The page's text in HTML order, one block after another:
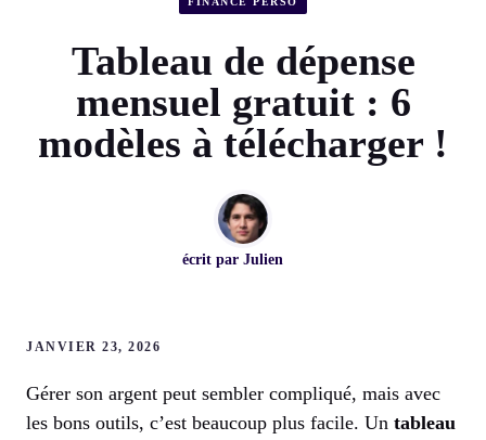
Tableau de dépense
mensuel gratuit : 6
modèles à télécharger !
écrit par Julien
JANVIER 23, 2026
Gérer son argent peut sembler compliqué, mais avec
les bons outils, c’est beaucoup plus facile. Un tableau